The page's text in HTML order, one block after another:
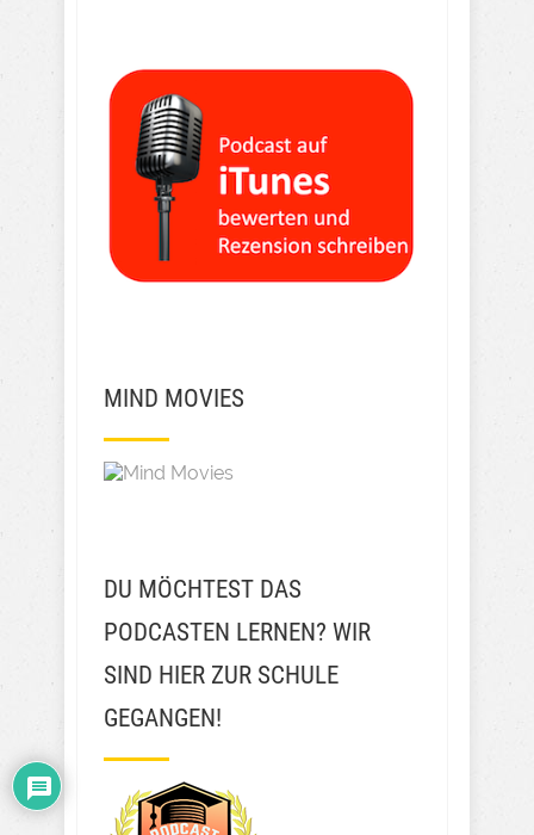
MIND MOVIES
DU MÖCHTEST DAS
PODCASTEN LERNEN? WIR
SIND HIER ZUR SCHULE
GEGANGEN!